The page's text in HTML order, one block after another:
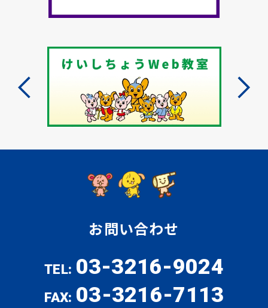
お問い合わせ
TEL: 03-3216-9024
FAX: 03-3216-7113